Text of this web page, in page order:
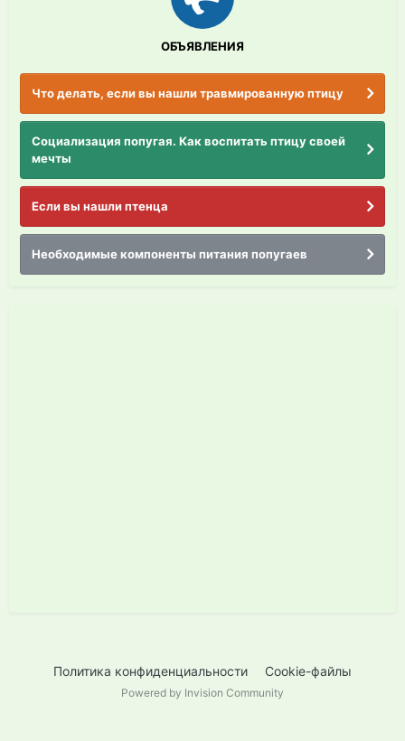
ОБЪЯВЛЕНИЯ
Что делать, если вы нашли травмированную птицу
Социализация попугая. Как воспитать птицу своей
мечты
Если вы нашли птенца
Необходимые компоненты питания попугаев
Политика конфиденциальности Cookie-файлы
Powered by Invision Community